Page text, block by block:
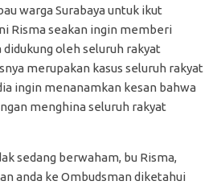
warga Surabaya untuk ikut
Risma seakan ingin memberi
didukung oleh seluruh rakyat
merupakan kasus seluruh rakyat
ingin menanamkan kesan bahwa
menghina seluruh rakyat
sedang berwaham, bu Risma,
anda ke Ombudsman diketahui